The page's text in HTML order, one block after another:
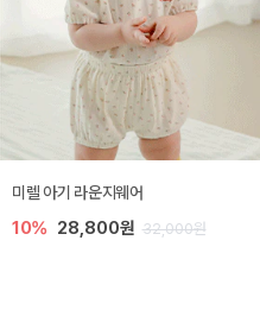
미렐 아기 라운지웨어
10% 28,800원 32,000원